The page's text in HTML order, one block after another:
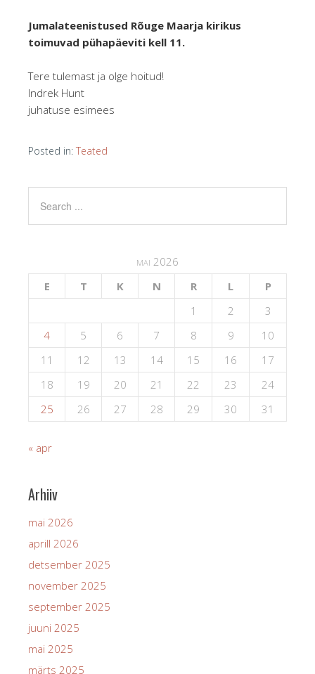
Jumalateenistused Rõuge Maarja kirikus
toimuvad pühapäeviti kell 11.
Tere tulemast ja olge hoitud!
Indrek Hunt
juhatuse esimees
Posted in: Teated
mai 2026
E
T K N R L
P
1
2
3
4
5 6 7 8 9
10
11
12 13 14 15 16
17
18
19 20 21 22 23
24
25
26 27 28 29 30 31
« apr
Arhiiv
mai 2026
aprill 2026
detsember 2025
november 2025
september 2025
juuni 2025
mai 2025
märts 2025